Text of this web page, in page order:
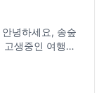
길 바랍니다. 오